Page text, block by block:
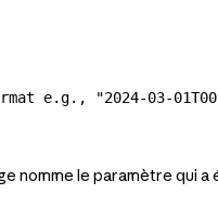
e.g., "2024-03-
nomme le paramètre qui